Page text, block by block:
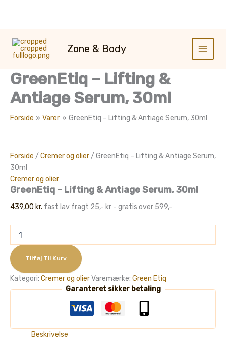
indholdet
Zone & Body
GreenEtiq – Lifting &
Antiage Serum, 30ml
Forside Varer GreenEtiq – Lifting & Antiage Serum, 30ml
Forside / Cremer og olier/ GreenEtiq – Lifting & Antiage Serum,
30ml
Cremer og olier
GreenEtiq – Lifting & Antiage Serum, 30ml
439,00 kr. fast lav fragt 25,- kr - gratis over 599,-
Lifting
&
Antiage
Serum,
30ml
Tilføj Til Kurv
Kategori: Cremer og olierVaremærke: Green Etiq
Garanteret sikker betaling
Beskrivelse